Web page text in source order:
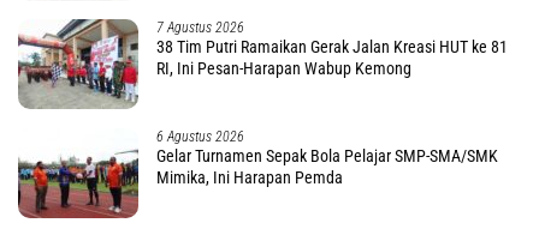
7 Agustus 2026
38 Tim Putri Ramaikan Gerak Jalan Kreasi HUT ke 81
RI, Ini Pesan-Harapan Wabup Kemong
6 Agustus 2026
Gelar Turnamen Sepak Bola Pelajar SMP-SMA/SMK
Mimika, Ini Harapan Pemda